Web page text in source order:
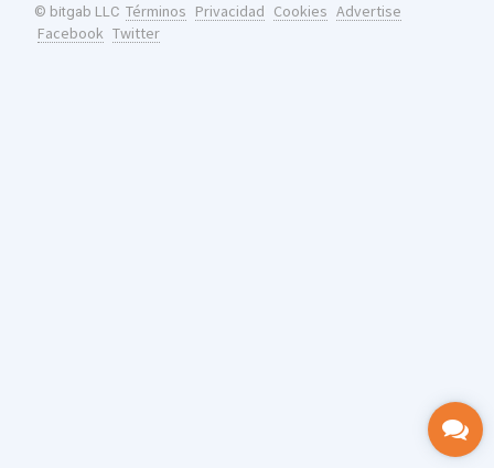
© bitgab LLC Términos Privacidad Cookies Advertise
Facebook Twitter